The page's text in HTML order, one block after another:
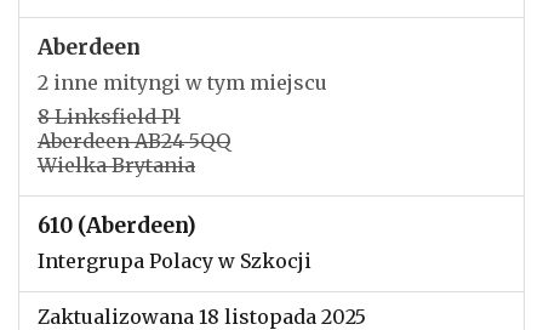
Aberdeen
2 inne mityngi w tym miejscu
8 Linksfield Pl
Aberdeen AB24 5QQ
Wielka Brytania
610 (Aberdeen)
Intergrupa Polacy w Szkocji
Zaktualizowana 18 listopada 2025